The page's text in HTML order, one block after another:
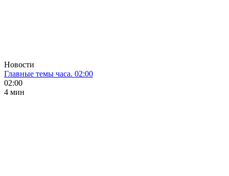
Новости
Главные темы часа. 02:00
02:00
4 мин